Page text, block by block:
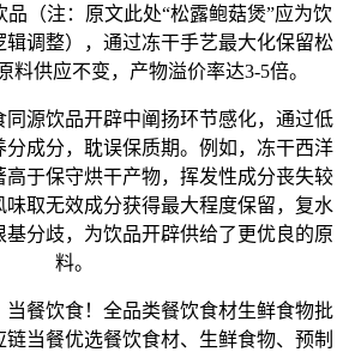
（注：原文此处“松露鲍菇煲”应为饮
辑调整），通过冻干手艺最大化保留松
料供应不变，产物溢价率达3-5倍。
源饮品开辟中阐扬环节感化，通过低
成分，耽误保质期。例如，冻干西洋
于保守烘干产物，挥发性成分丧失较
取无效成分获得最大程度保留，复水
分歧，为饮品开辟供给了更优良的原
料。
餐饮食！全品类餐饮食材生鲜食物批
当餐优选餐饮食材、生鲜食物、预制